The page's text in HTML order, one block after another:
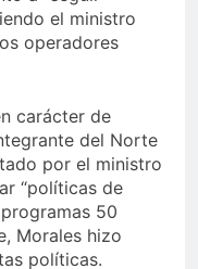
el ministro
operadores
carácter de
del Norte
por el ministro
“políticas de
50
Morales hizo
políticas.